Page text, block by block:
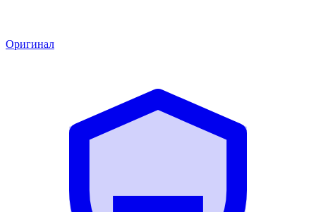
Оригинал